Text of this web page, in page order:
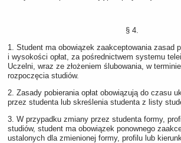
§ 4.
1. Student ma obowiązek zaakceptowania zasad
i wysokości opłat, za pośrednictwem systemu
Uczelni, wraz ze złożeniem ślubowania, w
rozpoczęcia studiów.
2. Zasady pobierania opłat obowiązują do czasu
przez studenta lub skreślenia studenta z listy
3. W przypadku zmiany przez studenta formy,
studiów, student ma obowiązek ponownego
ustalonych dla zmienionej formy, profilu lub